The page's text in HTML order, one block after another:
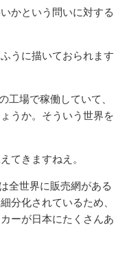
かという問いに対する
うに描いておられます
工場で稼働していて、
うか。そういう世界を
てきますねえ。
全世界に販売網がある
分化されているため、
ーが日本にたくさんあ